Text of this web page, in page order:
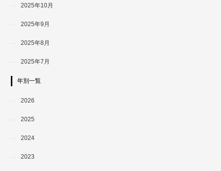
2025年10月
2025年9月
2025年8月
2025年7月
年別一覧
2026
2025
2024
2023